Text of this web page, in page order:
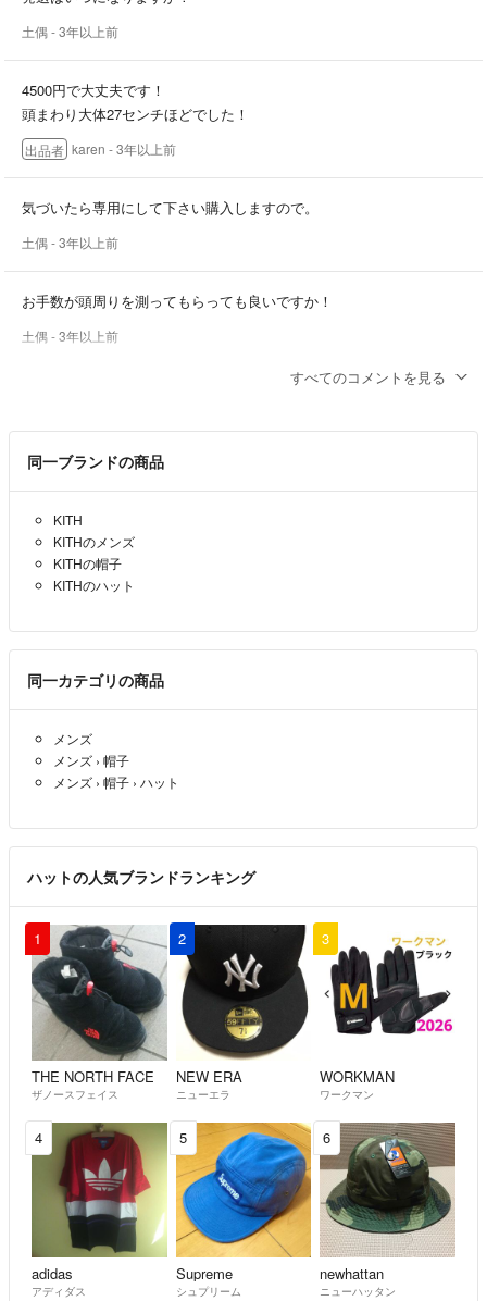
土偶- 3年以上前
4500円で大丈夫です！
頭まわり大体27センチほどでした！
出品者 karen - 3年以上前
気づいたら専用にして下さい購入しますので。
土偶- 3年以上前
お手数が頭周りを測ってもらっても良いですか！
土偶- 3年以上前
土偶- 3年以上前
はい！
土偶 - 3年以上前
よろしくお願いいたします。
少し検討させていただきます？
土偶- 3年以上前
4500円でいかがでしょうか？
正規品です！
出品者 karen- 3年以上前
成る程ですね！
正規品ですよね！
コメントありがとうございます！
サイズはフリーサイズとなっております。
karen - 3年以上前
サイズは幾つでしょうか？
すべてのコメントを見る
同一ブランドの商品
KITH
KITHのメンズ
KITHの帽子
KITHのハット
同一カテゴリの商品
メンズ
メンズ › 帽子
メンズ › 帽子 › ハット
ハットの人気ブランドランキング
1
THE NORTH FACE
ザノースフェイス
2
NEW ERA
ニューエラ
3
WORKMAN
ワークマン
4
adidas
アディダス
5
Supreme
シュプリーム
6
newhattan
ニューハッタン